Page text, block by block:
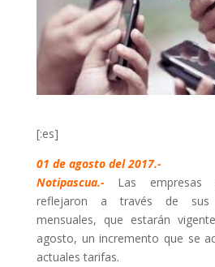
[:es]
01 de agosto del 2017.-
Notipascua.-
Las
reflejaron a través de sus
mensuales, que estarán
agosto, un incremento que se
actuales tarifas.